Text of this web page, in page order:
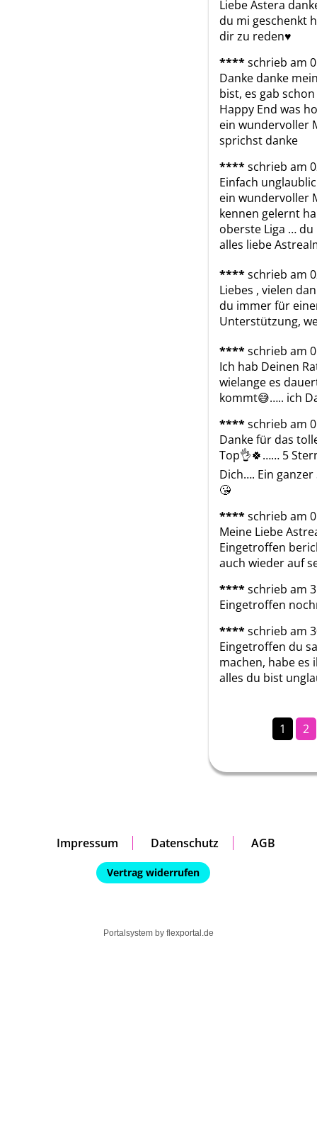
Liebe Astera
du mi geschenkt
dir zu reden♥️
****schrieb am
Danke danke
bist, es gab
Happy End was
ein wundervoller
sprichst danke
****schrieb am
Einfach
ein wundervoller
kennen gelernt
oberste Liga …
alles liebe
****schrieb am
Liebes , vielen
du immer für
Unterstützung,
****schrieb am
Ich hab Deinen
wielange es
kommt😅….. ich
****schrieb am
Danke für das
Top👌🍀…… 5
Dich…. Ein
😘
****schrieb am
Meine Liebe
Eingetroffen
auch wieder auf
****schrieb am
Eingetroffen
****schrieb am
Eingetroffen du
machen, habe es
alles du bist
1 2
Impressum Datenschutz AGB
Vertrag widerrufen
Portalsystem by flexportal.de